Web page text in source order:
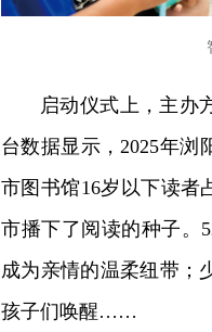
启动仪式上，主办
台数据显示，2025年浏
市图书馆16岁以下读者
市播下了阅读的种子。
成为亲情的温柔纽带；
孩子们唤醒……